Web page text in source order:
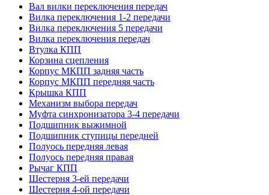
Вал вилки переключения передач
Вилка переключения 1-2 передачи
Вилка переключения 5 передачи
Вилка переключения передач
Втулка КПП
Корзина сцепления
Корпус МКПП задняя часть
Корпус МКПП передняя часть
Крышка КПП
Механизм выбора передач
Муфта синхронизатора 3-4 передачи
Подшипник выжимной
Подшипник ступицы передней
Полуось передняя левая
Полуось передняя правая
Рычаг КПП
Шестерня 3-ей передачи
Шестерня 4-ой передачи